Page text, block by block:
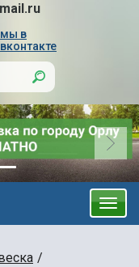
мы в
вконтакте